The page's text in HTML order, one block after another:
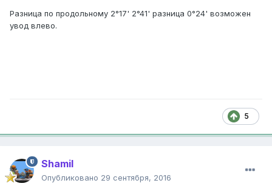
Разница по продольному 2°17' 2°41' разница 0°24' возможен
увод влево.
5
Shamil
Опубликовано 29 сентября, 2016